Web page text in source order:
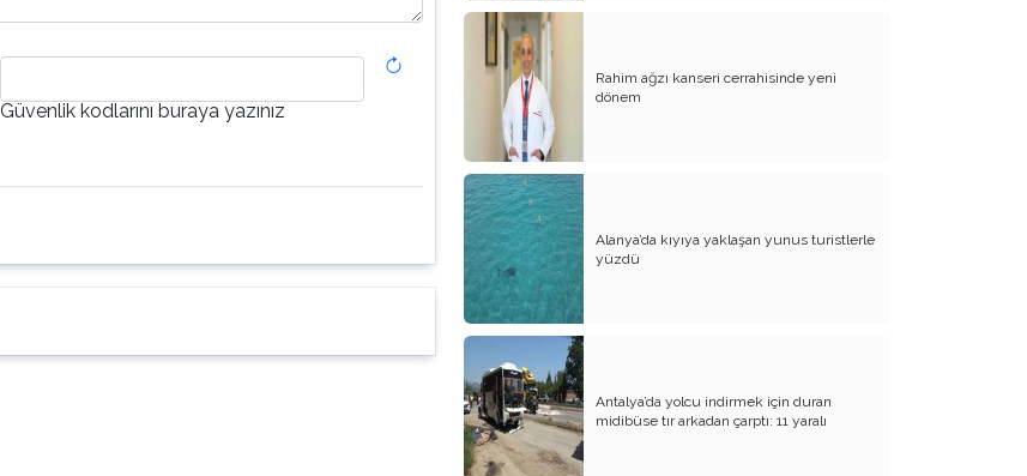
Güvenlik kodlarını buraya yazınız
Rahim ağzı kanseri cerrahisinde yeni
dönem
Alanya’da kıyıya yaklaşan yunus turistlerle
yüzdü
Antalya’da yolcu indirmek için duran
midibüse tır arkadan çarptı: 11 yaralı